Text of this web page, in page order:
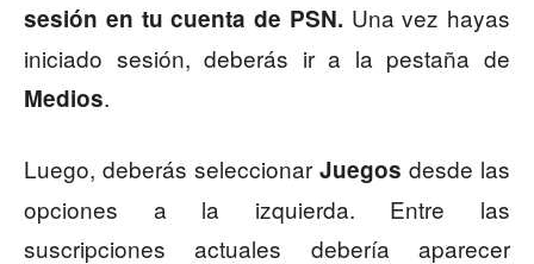
sesión en tu cuenta de PSN. Una vez hayas
iniciado sesión, deberás ir a la pestaña de
Medios.
Luego, deberás seleccionar Juegos desde las
opciones a la izquierda. Entre las
suscripciones actuales debería aparecer